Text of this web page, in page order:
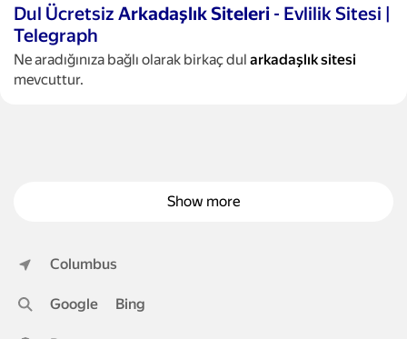
Dul Ücretsiz Arkadaşlık Siteleri - Evlilik Sitesi |
Telegraph
Ne aradığınıza bağlı olarak birkaç dul arkadaşlıksitesi
mevcuttur.
Show more
Columbus
Google Bing